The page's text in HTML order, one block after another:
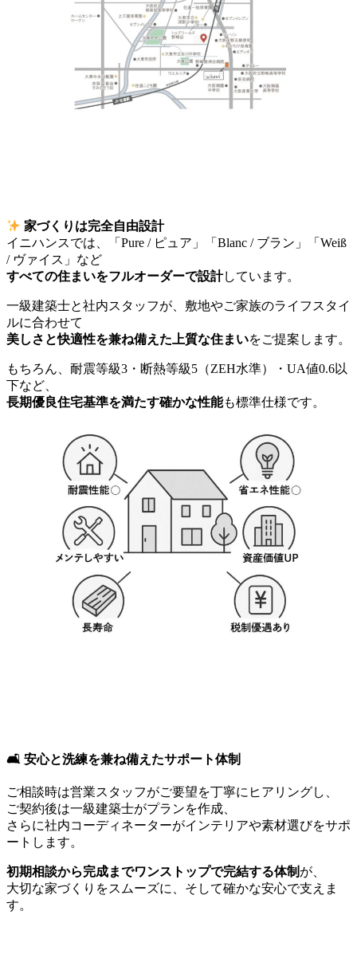
家づくりは完全自由設計
イニハンスでは、「Pure / ピュア」「Blanc / ブラン」「Weiß
/ ヴァイス」など
すべての住まいをフルオーダーで設計しています。
一級建築士と社内スタッフが、敷地やご家族のライフスタイ
ルに合わせて
美しさと快適性を兼ね備えた上質な住まいをご提案します。
もちろん、耐震等級3・断熱等級5（ZEH水準）・UA値0.6以
下など、
長期優良住宅基準を満たす確かな性能も標準仕様です。
🛋 安心と洗練を兼ね備えたサポート体制
ご相談時は営業スタッフがご要望を丁寧にヒアリングし、
ご契約後は一級建築士がプランを作成、
さらに社内コーディネーターがインテリアや素材選びをサポ
ートします。
初期相談から完成までワンストップで完結する体制 が、
大切な家づくりをスムーズに、そして確かな安心で支えま
す。